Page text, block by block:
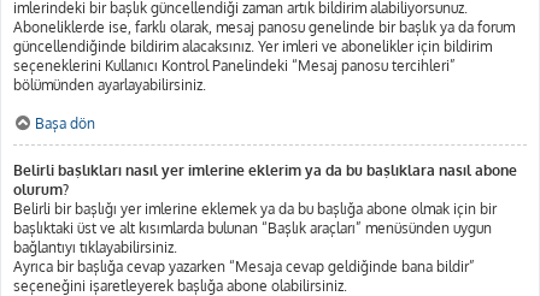
imlerindeki bir başlık güncellendiği zaman artık bildirim alabiliyorsunuz.
Aboneliklerde ise, farklı olarak, mesaj panosu genelinde bir başlık ya da forum
güncellendiğinde bildirim alacaksınız. Yer imleri ve abonelikler için bildirim
seçeneklerini Kullanıcı Kontrol Panelindeki “Mesaj panosu tercihleri”
bölümünden ayarlayabilirsiniz.
Başa dön
Belirli başlıkları nasıl yer imlerine eklerim ya da bu başlıklara nasıl abone
olurum?
Belirli bir başlığı yer imlerine eklemek ya da bu başlığa abone olmak için bir
başlıktaki üst ve alt kısımlarda bulunan “Başlık araçları” menüsünden uygun
bağlantıyı tıklayabilirsiniz.
Ayrıca bir başlığa cevap yazarken “Mesaja cevap geldiğinde bana bildir”
seçeneğini işaretleyerek başlığa abone olabilirsiniz.